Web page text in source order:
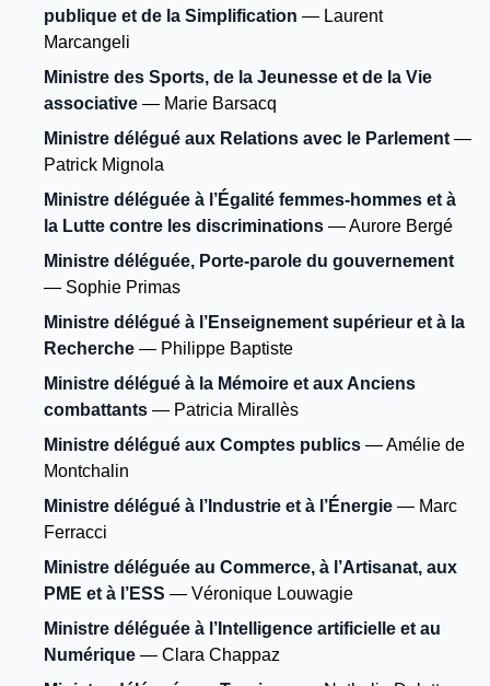
publique et de la Simplification — Laurent
Marcangeli
Ministre des Sports, de la Jeunesse et de la Vie
associative — Marie Barsacq
Ministre délégué aux Relations avec le Parlement —
Patrick Mignola
Ministre déléguée à l’Égalité femmes-hommes et à
la Lutte contre les discriminations — Aurore Bergé
Ministre déléguée, Porte-parole du gouvernement
— Sophie Primas
Ministre délégué à l’Enseignement supérieur et à la
Recherche — Philippe Baptiste
Ministre délégué à la Mémoire et aux Anciens
combattants — Patricia Mirallès
Ministre délégué aux Comptes publics — Amélie de
Montchalin
Ministre délégué à l’Industrie et à l’Énergie — Marc
Ferracci
Ministre déléguée au Commerce, à l’Artisanat, aux
PME et à l’ESS — Véronique Louwagie
Ministre déléguée à l’Intelligence artificielle et au
Numérique — Clara Chappaz